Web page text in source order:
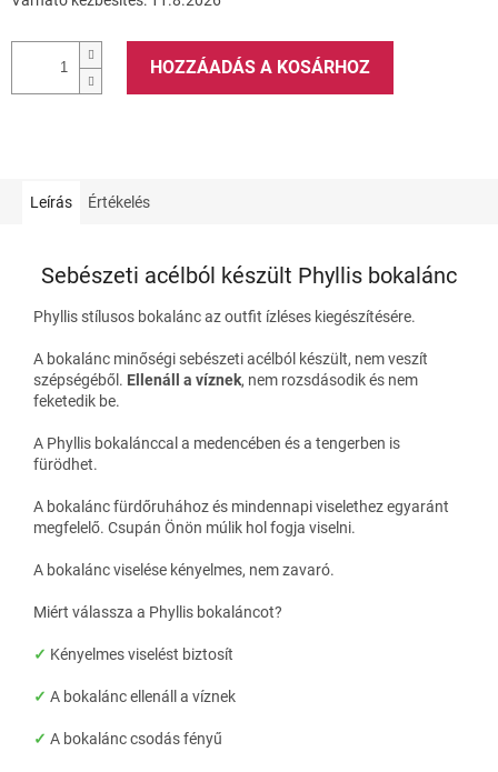
HOZZÁADÁS A KOSÁRHOZ
Leírás Értékelés
Sebészeti acélból készült Phyllis bokalánc
Phyllis stílusos bokalánc az outfit ízléses kiegészítésére.
A bokalánc minőségi sebészeti acélból készült, nem veszít
szépségéből. Ellenáll a víznek, nem rozsdásodik és nem
feketedik be.
A Phyllis bokalánccal a medencében és a tengerben is
fürödhet.
A bokalánc fürdőruhához és mindennapi viselethez egyaránt
megfelelő. Csupán Önön múlik hol fogja viselni.
A bokalánc viselése kényelmes, nem zavaró.
Miért válassza a Phyllis bokaláncot?
✓ Kényelmes viselést biztosít
✓ A bokalánc ellenáll a víznek
✓ A bokalánc csodás fényű